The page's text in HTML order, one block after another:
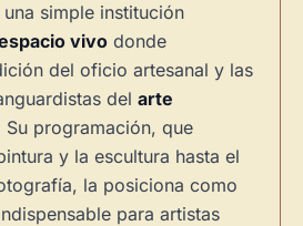
simple institución
vivo donde
del oficio artesanal y las
del arte
Su programación, que
y la escultura hasta el
la posiciona como
para artistas